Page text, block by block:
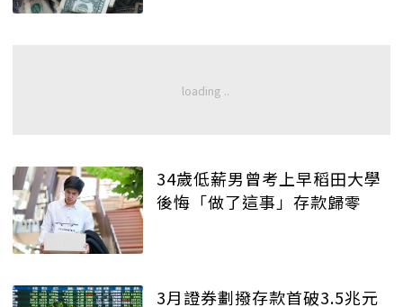
34歲低薪男曾考上早稻田大學
後悔「做了這事」存款歸零
3月證券劃撥存款首破3.5兆元